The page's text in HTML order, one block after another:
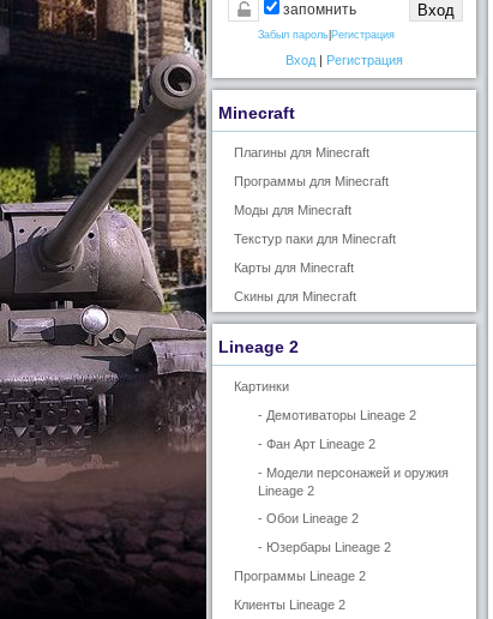
запомнить
Забыл пароль Регистрация
Вход | Регистрация
Minecraft
Плагины для Minecraft
Программы для Minecraft
Моды для Minecraft
Текстур паки для Minecraft
Карты для Minecraft
Скины для Minecraft
Lineage 2
Картинки
- Демотиваторы Lineage 2
- Фан Арт Lineage 2
- Модели персонажей и оружия
Lineage 2
- Обои Lineage 2
- Юзербары Lineage 2
Программы Lineage 2
Клиенты Lineage 2